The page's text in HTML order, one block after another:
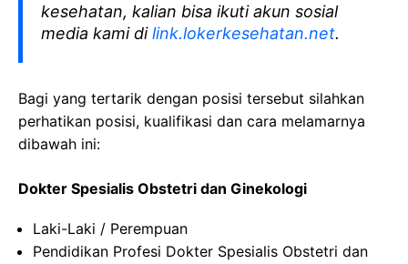
kesehatan, kalian bisa ikuti akun sosial
media kami dilink.lokerkesehatan.net.
Bagi yang tertarik dengan posisi tersebut silahkan
perhatikan posisi, kualifikasi dan cara melamarnya
dibawah ini:
Dokter Spesialis Obstetri dan Ginekologi
Laki-Laki / Perempuan
Pendidikan Profesi Dokter Spesialis Obstetri dan